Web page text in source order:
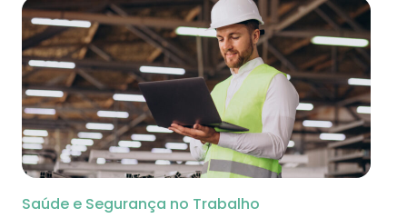
Saúde e Segurança no Trabalho